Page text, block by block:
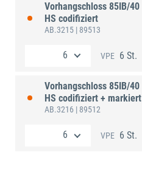
Vorhangschloss 85IB/40
HS codifiziert
AB.3215 | 89513
VPE 6 St.
Vorhangschloss 85IB/40
HS codifiziert + markiert
AB.3216 | 89512
VPE 6 St.